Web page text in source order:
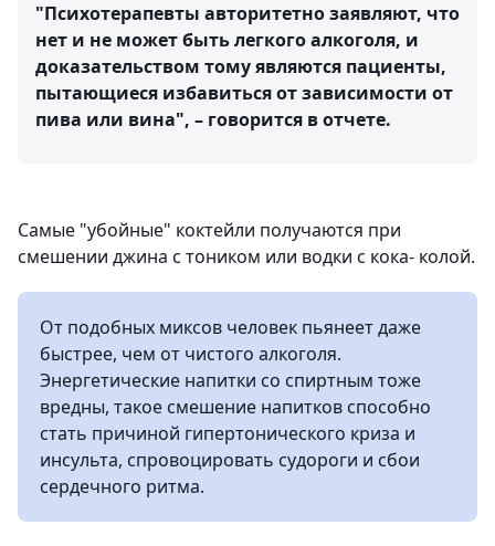
"Психотерапевты авторитетно заявляют, что
нет и не может быть легкого алкоголя, и
доказательством тому являются пациенты,
пытающиеся избавиться от зависимости от
пива или вина", – говорится в отчете.
Самые "убойные" коктейли получаются при
смешении джина с тоником или водки с кока- колой.
От подобных миксов человек пьянеет даже
быстрее, чем от чистого алкоголя.
Энергетические напитки со спиртным тоже
вредны, такое смешение напитков способно
стать причиной гипертонического криза и
инсульта, спровоцировать судороги и сбои
сердечного ритма.